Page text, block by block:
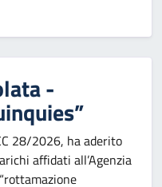
-
28/2026, ha aderito
affidati all’Agenzia